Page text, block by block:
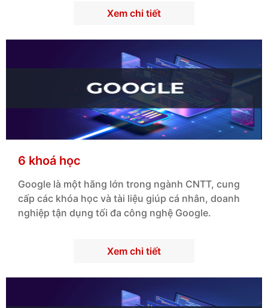
Xem chi tiết
6 khoá học
Google là một hãng lớn trong ngành CNTT, cung
cấp các khóa học và tài liệu giúp cá nhân, doanh
nghiệp tận dụng tối đa công nghệ Google.
Xem chi tiết